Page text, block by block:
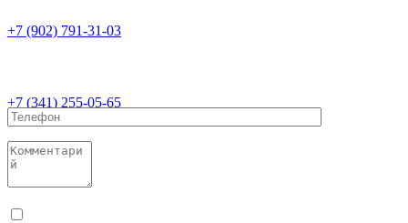
+7 (902) 791-31-03
+7 (341) 255-05-65